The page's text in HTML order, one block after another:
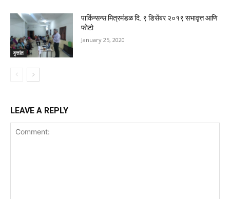
वृत्तांत
पार्किन्सन्स मित्रमंडळ दि. ९ डिसेंबर २०१९ सभावृत्त आणि
फोटो
January 25, 2020
LEAVE A REPLY